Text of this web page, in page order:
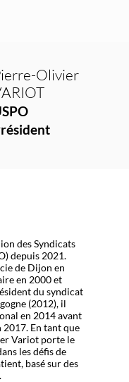
Olivier
des Syndicats
depuis 2021.
de Dijon en
en 2000 et
du syndicat
(2012), il
en 2014 avant
2017. En tant que
Variot porte le
les défis de
basé sur des